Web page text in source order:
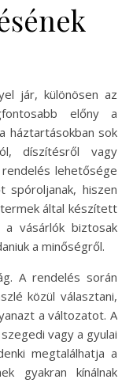
jár, különösen az
előny a
háztartásokban sok
díszítésről vagy
lehetősége
hiszen
által készített
a vásárlók biztosak
a minőségről.
A rendelés során
közül választani,
a változatot. A
vagy a gyulai
megtalálhatja a
gyakran kínálnak